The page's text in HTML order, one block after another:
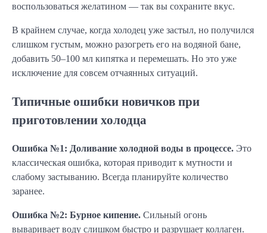
воспользоваться желатином — так вы сохраните вкус.
В крайнем случае, когда холодец уже застыл, но получился
слишком густым, можно разогреть его на водяной бане,
добавить 50–100 мл кипятка и перемешать. Но это уже
исключение для совсем отчаянных ситуаций.
Типичные ошибки новичков при
приготовлении холодца
Ошибка №1: Доливание холодной воды в процессе. Это
классическая ошибка, которая приводит к мутности и
слабому застыванию. Всегда планируйте количество
заранее.
Ошибка №2: Бурное кипение. Сильный огонь
вываривает воду слишком быстро и разрушает коллаген.